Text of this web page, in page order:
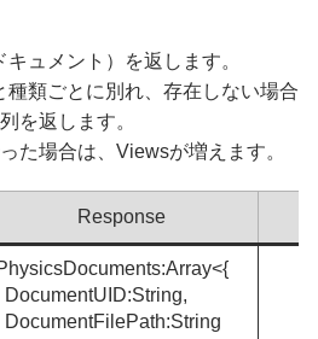
ュメント）を返します。
類ごとに別れ、存在しない場合
を返します。
た場合は、Viewsが増えます。
Response
DocumentUID:String,
DocumentFilePath:String